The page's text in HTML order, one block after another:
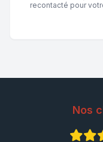
recontacté pour
Nos